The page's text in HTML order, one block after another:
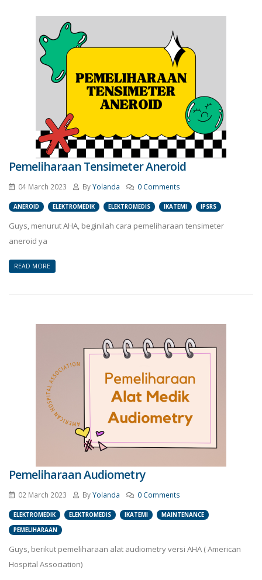
Pemeliharaan Tensimeter Aneroid
04 March 2023 ByYolanda 0 Comments
ANEROID ELEKTROMEDIK ELEKTROMEDIS IKATEMI IPSRS
Guys, menurut AHA, beginilah cara pemeliharaan tensimeter
aneroid ya
READ MORE
Pemeliharaan Audiometry
02 March 2023 ByYolanda 0 Comments
ELEKTROMEDIK ELEKTROMEDIS IKATEMI
MAINTENANCE
PEMELIHARAAN
Guys, berikut pemeliharaan alat audiometry versi AHA ( American
Hospital Association)